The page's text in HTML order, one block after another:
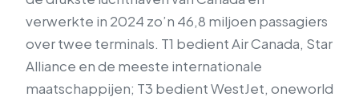
verwerkte in 2024 zo’n 46,8 miljoen passagiers
over twee terminals. T1 bedient Air Canada, Star
Alliance en de meeste internationale
maatschappijen; T3 bedient WestJet, oneworld